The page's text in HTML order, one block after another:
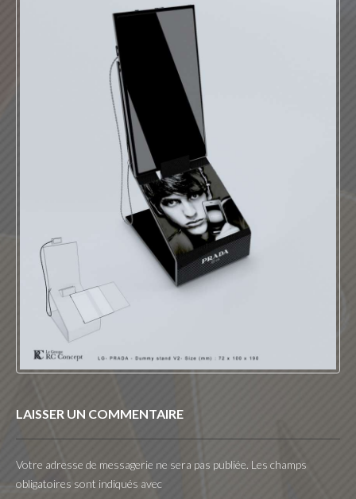
LAISSER UN COMMENTAIRE
Votre adresse de messagerie ne sera pas publiée. Les champs
obligatoires sont indiqués avec